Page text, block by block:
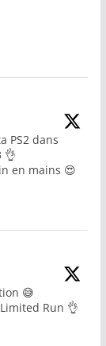
PS2 dans
👌
en mains 😍
😅
Run 👌